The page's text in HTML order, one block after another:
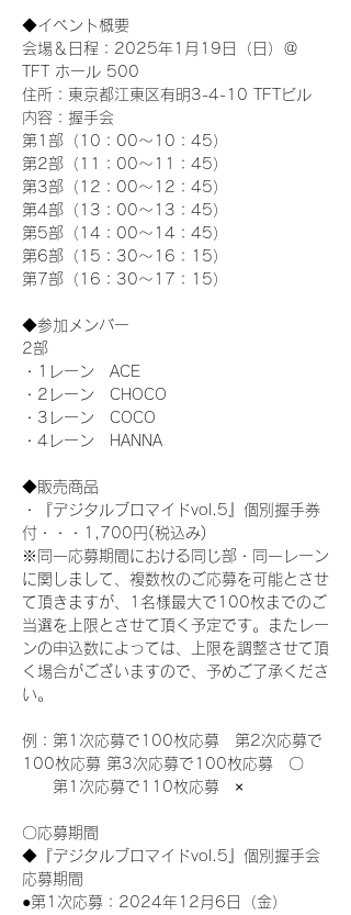
◆イベント概要
会場＆日程：2025年1月19日（日）＠
TFT ホール 500
住所：東京都江東区有明3-4-10 TFTビル
内容：握手会
第1部（10：00～10：45）
第2部（11：00～11：45）
第3部（12：00～12：45）
第4部（13：00～13：45）
第5部（14：00～14：45）
第6部（15：30～16：15）
第7部（16：30～17：15）
◆参加メンバー
2部
・1レーン　ACE
・2レーン　CHOCO
・3レーン　COCO
・4レーン　HANNA
◆販売商品
・『デジタルブロマイドvol.5』個別握手券
付・・・1,700円(税込み)
※同一応募期間における同じ部・同一レーン
に関しまして、複数枚のご応募を可能とさせ
て頂きますが、1名様最大で100枚までのご
当選を上限とさせて頂く予定です。またレー
ンの申込数によっては、上限を調整させて頂
く場合がございますので、予めご了承くださ
い。
例：第1次応募で100枚応募　第2次応募で
100枚応募 第3次応募で100枚応募　〇
第1次応募で110枚応募　×
〇応募期間
◆『デジタルブロマイドvol.5』個別握手会
応募期間
●第1次応募：2024年12月6日（金）